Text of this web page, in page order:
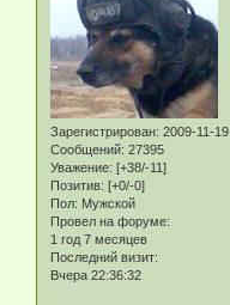
Зарегистрирован: 2009-11-19
Сообщений: 27395
Уважение: [+38/-11]
Позитив: [+0/-0]
Пол: Мужской
Провел на форуме:
1 год 7 месяцев
Последний визит:
Вчера 22:36:32